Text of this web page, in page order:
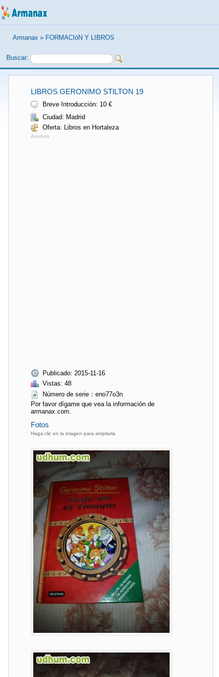
Armanax » FORMACIóN Y LIBROS
Buscar:
LIBROS GERONIMO STILTON 19
Breve Introducción: 10 €
Ciudad: Madrid
Oferta: Libros en Hortaleza
Anuncio
Publicado: 2015-11-16
Vistas: 48
Número de serie：eno77o3n
Por favor dígame que vea la información de
armanax.com.
Fotos
Haga clic en la imagen para ampliarla